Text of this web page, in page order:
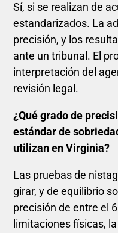
Sí, si se realizan de
estandarizados. La
precisión, y los
ante un tribunal. El
interpretación del
revisión legal.
¿Qué grado de
estándar de
utilizan en Virginia?
Las pruebas de
girar, y de equilibrio
precisión de entre el
limitaciones físicas,